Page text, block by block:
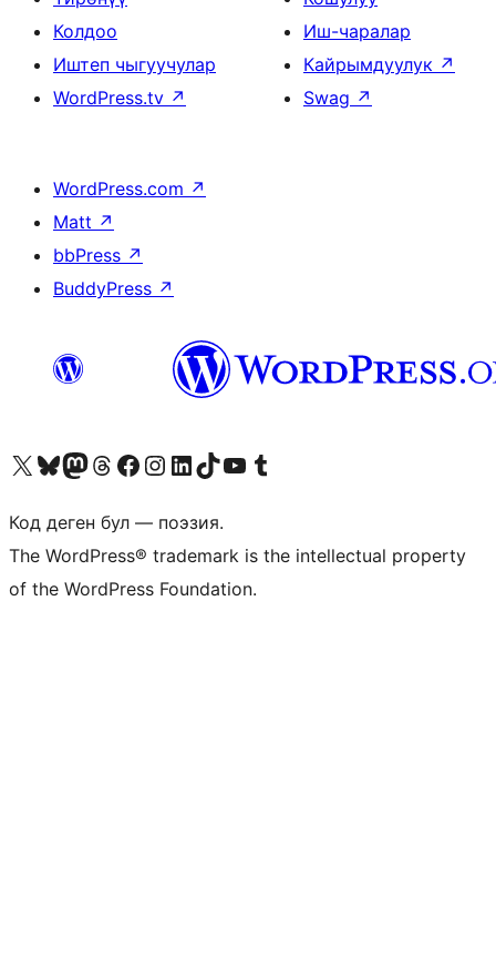
Колдоо
Иштеп чыгуучулар
WordPress.tv ↗
Иш-чаралар
Кайрымдуулук ↗
Swag ↗
WordPress.com ↗
Matt ↗
bbPress ↗
BuddyPress ↗
Visit our X (formerly Twitter) account
Visit our Bluesky account
Биздин Mastodon түрмөгүбүзгө баш багыңыз
Visit our Threads account
Биздин Facebook баракчабызга кириңиз
Биздин Instagram баракчабызга баш багыңыз
Биздин LinkedIn баракчабызга баш багыңыз
Visit our TikTok account
Visit our YouTube channel
Visit our Tumblr account
Код деген бул — поэзия.
The WordPress® trademark is the intellectual property
of the WordPress Foundation.